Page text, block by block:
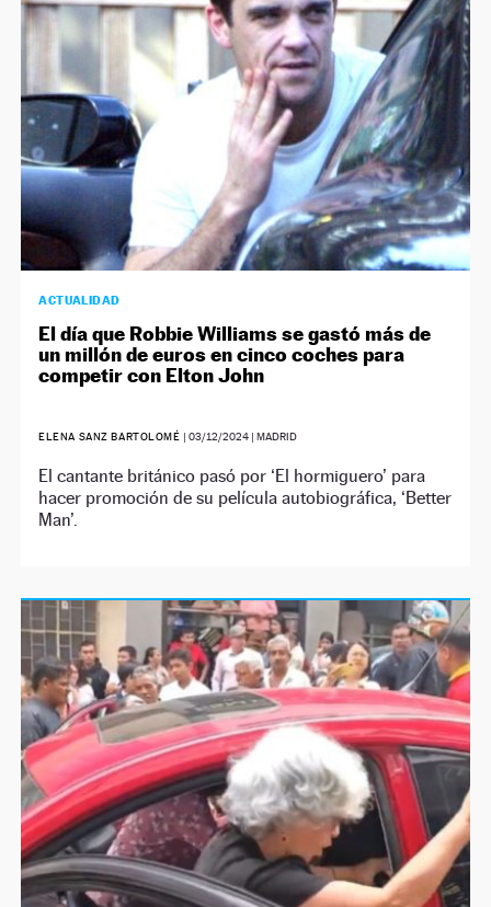
ACTUALIDAD
El día que Robbie Williams se gastó más de
un millón de euros en cinco coches para
competir con Elton John
ELENA SANZ BARTOLOMÉ |03/12/2024 | MADRID
El cantante británico pasó por ‘El hormiguero’ para
hacer promoción de su película autobiográfica, ‘Better
Man’.